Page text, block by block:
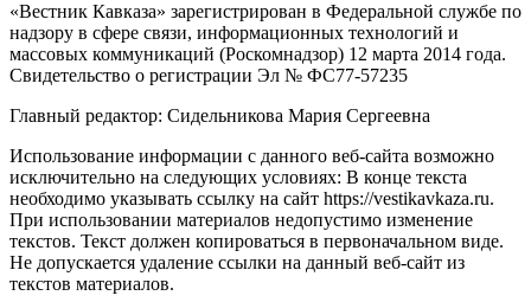
«Вестник Кавказа» зарегистрирован в Федеральной службе по
надзору в сфере связи, информационных технологий и
массовых коммуникаций (Роскомнадзор) 12 марта 2014 года.
Свидетельство о регистрации Эл № ФС77-57235
Главный редактор: Сидельникова Мария Сергеевна
Использование информации с данного веб-сайта возможно
исключительно на следующих условиях: В конце текста
необходимо указывать ссылку на сайт https://vestikavkaza.ru.
При использовании материалов недопустимо изменение
текстов. Текст должен копироваться в первоначальном виде.
Не допускается удаление ссылки на данный веб-сайт из
текстов материалов.